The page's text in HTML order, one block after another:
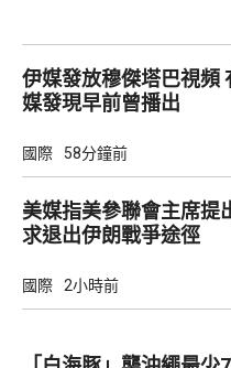
伊媒發放穆傑塔巴視頻 有傳
媒發現早前曾播出
國際 58分鐘前
美媒指美參聯會主席提
求退出伊朗戰爭途徑
國際 2小時前